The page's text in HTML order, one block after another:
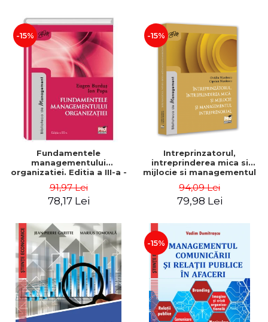
-15%
Fundamentele
managementului
organizatiei. Editia a III-a -
91,97 Lei
78,17 Lei
-15%
Intreprinzatorul,
intreprinderea mica si
mijlocie si managementul
Nicolescu, Ciprian
Nicolescu
94,09 Lei
79,98 Lei
-15%